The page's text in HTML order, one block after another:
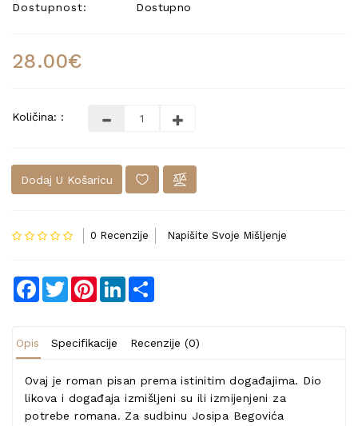
Dostupnost:
Dostupno
28.00€
Količina: :
Dodaj U Košaricu
0 Recenzije Napišite Svoje Mišljenje
Facebook
TwitterPinterestLinkedIn
Opis Specifikacije Recenzije (0)
Ovaj je roman pisan prema istinitim događajima. Dio
likova i događaja izmišljeni su ili izmijenjeni za
potrebe romana. Za sudbinu Josipa Begovića